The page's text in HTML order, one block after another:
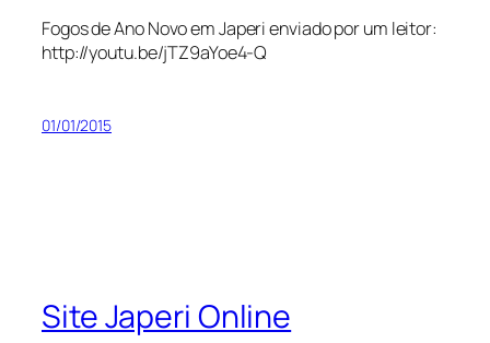
Fogos de Ano Novo em Japeri enviado por um leitor:
http://youtu.be/jTZ9aYoe4-Q
01/01/2015
Site Japeri Online